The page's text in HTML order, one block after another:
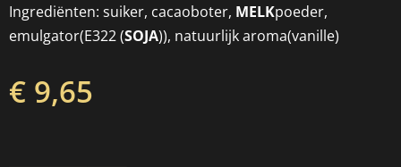
Ingrediënten: suiker, cacaoboter, MELKpoeder,
emulgator(E322 (SOJA)), natuurlijk aroma(vanille)
€ 9,65